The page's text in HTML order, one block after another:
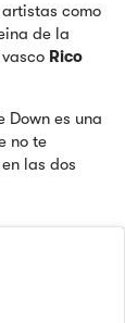
como
de la
Rico
Down es una
no te
las dos